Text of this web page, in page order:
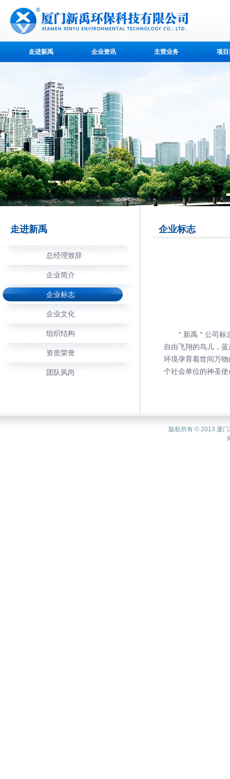
走进新禹 企业资讯 主营业务 项
走进新禹
总经理致辞
企业简介
企业标志
企业文化
组织结构
资质荣誉
团队风尚
企业标志
＂新禹＂公司标志
自由飞翔的鸟儿，
环境孕育着世间万
个社会单位的神圣使
版权所有 © 2013 厦